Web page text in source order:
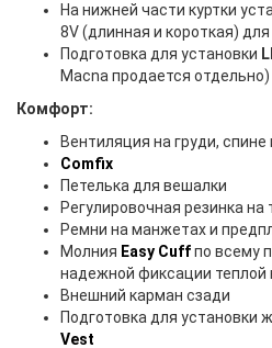
На нижней части куртки
8V (длинная и короткая)
Подготовка для установки
Macna продается отдельно)
Комфорт:
Вентиляция на груди, спине
Comfix
Петелька для вешалки
Регулировочная резинка на
Ремни на манжетах и
Молния Easy Cuffпо всему
надежной фиксации теплой
Внешний карман сзади
Подготовка для установки
Vest